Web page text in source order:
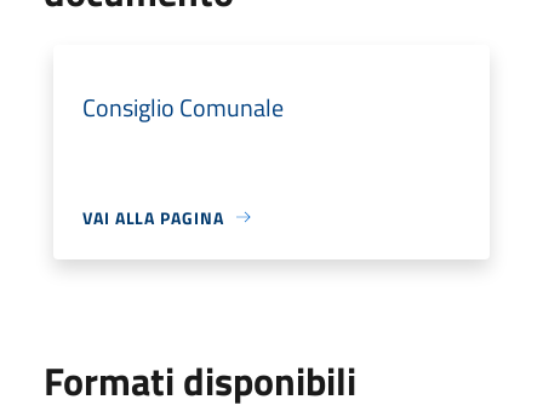
Consiglio Comunale
VAI ALLA PAGINA
Formati disponibili